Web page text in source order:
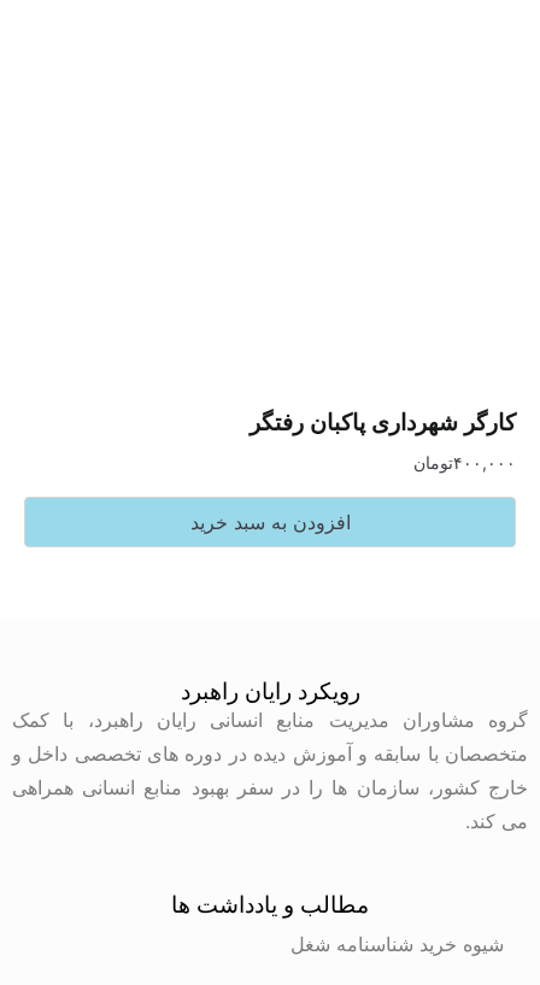
پاکبان رفتگر
تومان
افزودن به سبد خرید
رویکرد رایان راهبرد
مدیریت منابع انسانی رایان راهبرد، با کمک
با سابقه و آموزش دیده در دوره های تخصصی داخل و
سازمان ها را در سفر بهبود منابع انسانی همراهی
مطالب و یادداشت ها
شناسنامه شغل